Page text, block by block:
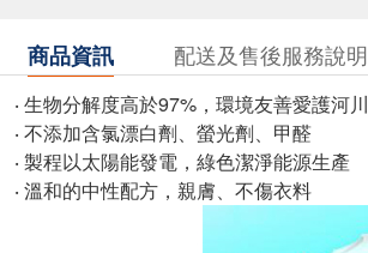
商品資訊 配送及售後服務說明
‧ 生物分解度高於97%，環境友善愛護河川
‧ 不添加含氯漂白劑、螢光劑、甲醛
‧ 製程以太陽能發電，綠色潔淨能源生產
‧ 溫和的中性配方，親膚、不傷衣料